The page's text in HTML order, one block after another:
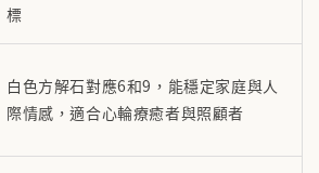
標
白色方解石對應6和9，能穩定家庭與人
際情感，適合心輪療癒者與照顧者